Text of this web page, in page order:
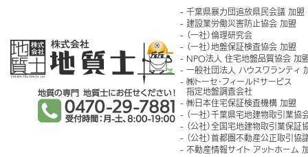
千葉県暴力団追放県民会議 加盟
建設業労働災害防止協会 加盟
（一社）倫理研究会
（一社）地盤保証検査協会 加盟
NPO法人 住宅地盤品質協会 加
一般社団法人 ハウスワランティ
㈱トーセ･フィールドサービス
指定地盤調査会社
㈱日本住宅保証検査機構 加盟
（一社）千葉県宅地建物取引業協
（公社）全国宅地建物取引業保証
（公社）首都圏不動産公正取引協
不動産情報サイト アットホーム